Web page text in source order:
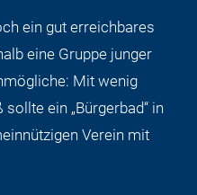
ein gut erreichbares
eine Gruppe junger
Mit wenig
ein „Bürgerbad“ in
Verein mit